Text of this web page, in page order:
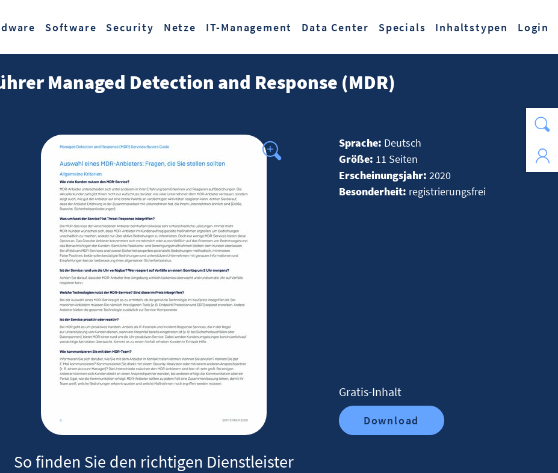
Software Security Netze IT-Management Data Center Specials Inhaltstypen Login
Managed Detection and Response (MDR)
So finden Sie den richtigen Dienstleister
Sprache: Deutsch
Größe: 11 Seiten
Erscheinungsjahr: 2020
Besonderheit: registrierungsfrei
Gratis-Inhalt
Download